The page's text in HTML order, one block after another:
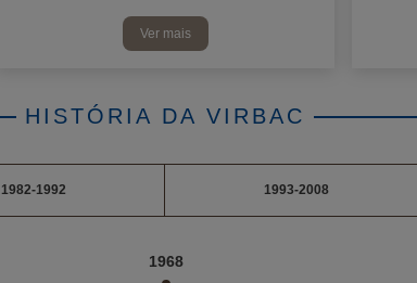
Ver mais
HISTÓRIA DA VIRBAC
1982-1992 1993-2008
1968